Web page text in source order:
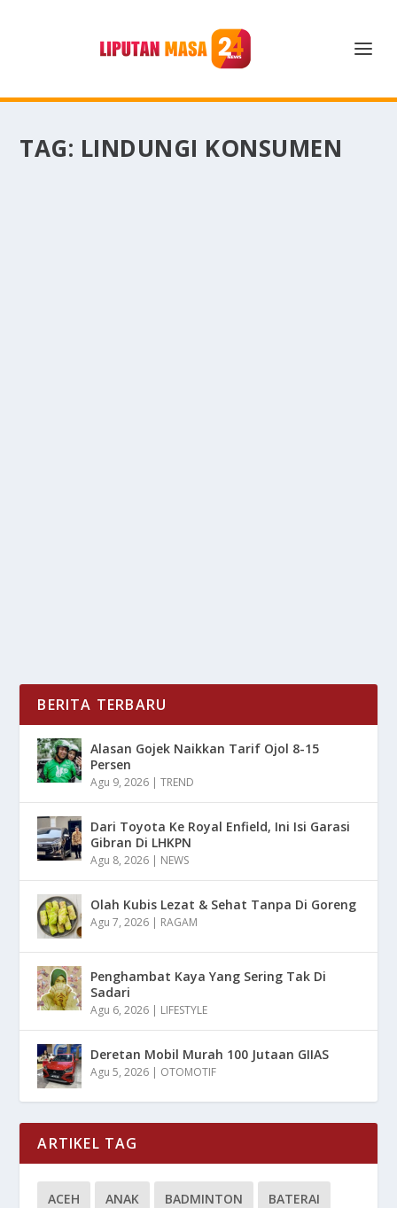
TAG: LINDUNGI KONSUMEN
BERITA TERBARU
Alasan Gojek Naikkan Tarif Ojol 8-15
Persen
Agu 9, 2026 |TREND
Dari Toyota Ke Royal Enfield, Ini Isi Garasi
Gibran Di LHKPN
Agu 8, 2026 | NEWS
Olah Kubis Lezat & Sehat Tanpa Di Goreng
Agu 7, 2026 | RAGAM
Penghambat Kaya Yang Sering Tak Di
Sadari
Agu 6, 2026 | LIFESTYLE
Deretan Mobil Murah 100 Jutaan GIIAS
Agu 5, 2026 | OTOMOTIF
ARTIKEL TAG
ACEH ANAK BADMINTON BATERAI